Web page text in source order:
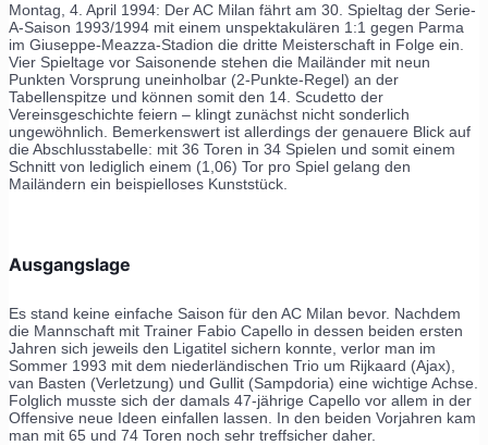
Montag, 4. April 1994: Der AC Milan fährt am 30. Spieltag der Serie-
A-Saison 1993/1994 mit einem unspektakulären 1:1 gegen Parma
im Giuseppe-Meazza-Stadion die dritte Meisterschaft in Folge ein.
Vier Spieltage vor Saisonende stehen die Mailänder mit neun
Punkten Vorsprung uneinholbar (2-Punkte-Regel) an der
Tabellenspitze und können somit den 14. Scudetto der
Vereinsgeschichte feiern – klingt zunächst nicht sonderlich
ungewöhnlich. Bemerkenswert ist allerdings der genauere Blick auf
die Abschlusstabelle: mit 36 Toren in 34 Spielen und somit einem
Schnitt von lediglich einem (1,06) Tor pro Spiel gelang den
Mailändern ein beispielloses Kunststück.
Ausgangslage
Es stand keine einfache Saison für den AC Milan bevor. Nachdem
die Mannschaft mit Trainer Fabio Capello in dessen beiden ersten
Jahren sich jeweils den Ligatitel sichern konnte, verlor man im
Sommer 1993 mit dem niederländischen Trio um Rijkaard (Ajax),
van Basten (Verletzung) und Gullit (Sampdoria) eine wichtige Achse.
Folglich musste sich der damals 47-jährige Capello vor allem in der
Offensive neue Ideen einfallen lassen. In den beiden Vorjahren kam
man mit 65 und 74 Toren noch sehr treffsicher daher.